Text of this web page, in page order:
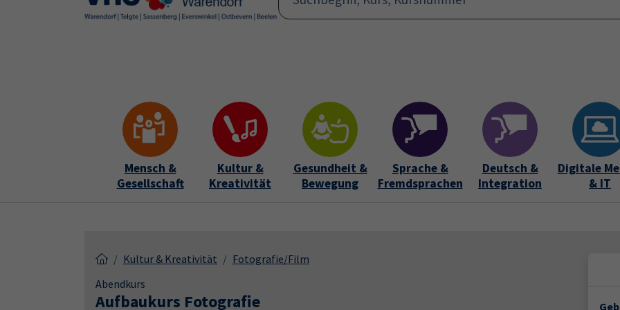
Skip to main content
Skip to page footer
Mensch &
Gesellschaft
Kultur &
Kreativität
Gesundheit &
Bewegung
Sprache &
Fremdsprachen
Deutsch &
Integration
Digitale
& IT
Kultur & Kreativität
Fotografie/Film
Abendkurs
Aufbaukurs Fotografie